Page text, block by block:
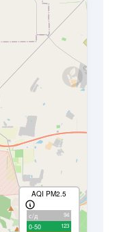
AQI PM2.5
с/д 94
0-50 123